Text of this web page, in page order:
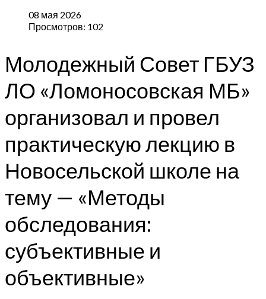
08 мая 2026
Просмотров: 102
Молодежный Совет ГБУЗ
ЛО «Ломоносовская МБ»
организовал и провел
практическую лекцию в
Новосельской школе на
тему — «Методы
обследования:
субъективные и
объективные»